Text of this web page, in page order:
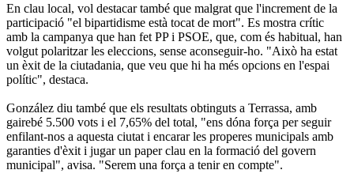
En clau local, vol destacar també que malgrat que l'increment de la
participació "el bipartidisme està tocat de mort". Es mostra crític
amb la campanya que han fet PP i PSOE, que, com és habitual, han
volgut polaritzar les eleccions, sense aconseguir-ho. "Això ha estat
un èxit de la ciutadania, que veu que hi ha més opcions en l'espai
polític", destaca.
González diu també que els resultats obtinguts a Terrassa, amb
gairebé 5.500 vots i el 7,65% del total, "ens dóna força per seguir
enfilant-nos a aquesta ciutat i encarar les properes municipals amb
garanties d'èxit i jugar un paper clau en la formació del govern
municipal", avisa. "Serem una força a tenir en compte".